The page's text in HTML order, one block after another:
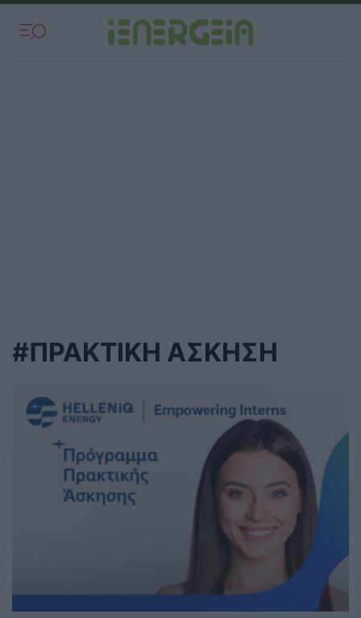
#ΠΡΑΚΤΙΚΗ ΑΣΚΗΣΗ